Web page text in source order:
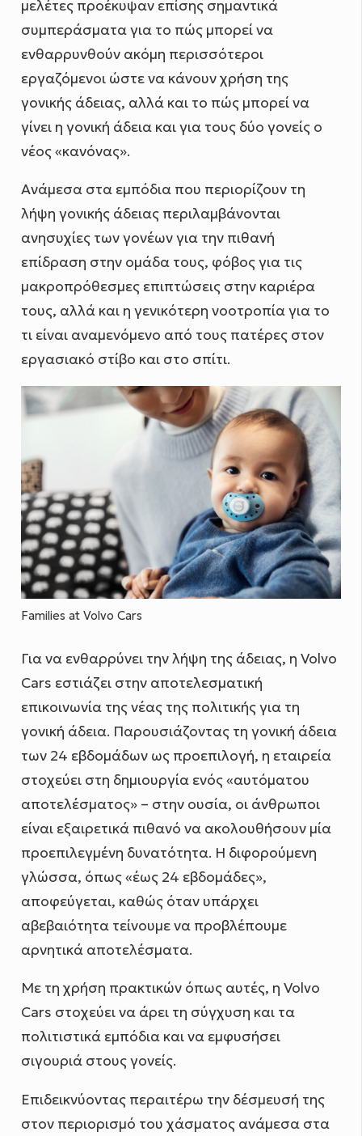
μελέτες προέκυψαν επίσης σημαντικά
συμπεράσματα για το πώς μπορεί να
ενθαρρυνθούν ακόμη περισσότεροι
εργαζόμενοι ώστε να κάνουν χρήση της
γονικής άδειας, αλλά και το πώς μπορεί να
γίνει η γονική άδεια και για τους δύο γονείς ο
νέος «κανόνας».
Ανάμεσα στα εμπόδια που περιορίζουν τη
λήψη γονικής άδειας περιλαμβάνονται
ανησυχίες των γονέων για την πιθανή
επίδραση στην ομάδα τους, φόβος για τις
μακροπρόθεσμες επιπτώσεις στην καριέρα
τους, αλλά και η γενικότερη νοοτροπία για το
τι είναι αναμενόμενο από τους πατέρες στον
εργασιακό στίβο και στο σπίτι.
Families at Volvo Cars
Για να ενθαρρύνει την λήψη της άδειας, η Volvo
Cars εστιάζει στην αποτελεσματική
επικοινωνία της νέας της πολιτικής για τη
γονική άδεια. Παρουσιάζοντας τη γονική άδεια
των 24 εβδομάδων ως προεπιλογή, η εταιρεία
στοχεύει στη δημιουργία ενός «αυτόματου
αποτελέσματος» – στην ουσία, οι άνθρωποι
είναι εξαιρετικά πιθανό να ακολουθήσουν μία
προεπιλεγμένη δυνατότητα. Η διφορούμενη
γλώσσα, όπως «έως 24 εβδομάδες»,
αποφεύγεται, καθώς όταν υπάρχει
αβεβαιότητα τείνουμε να προβλέπουμε
αρνητικά αποτελέσματα.
Με τη χρήση πρακτικών όπως αυτές, η Volvo
Cars στοχεύει να άρει τη σύγχυση και τα
πολιτιστικά εμπόδια και να εμφυσήσει
σιγουριά στους γονείς.
Επιδεικνύοντας περαιτέρω την δέσμευσή της
στον περιορισμό του χάσματος ανάμεσα στα